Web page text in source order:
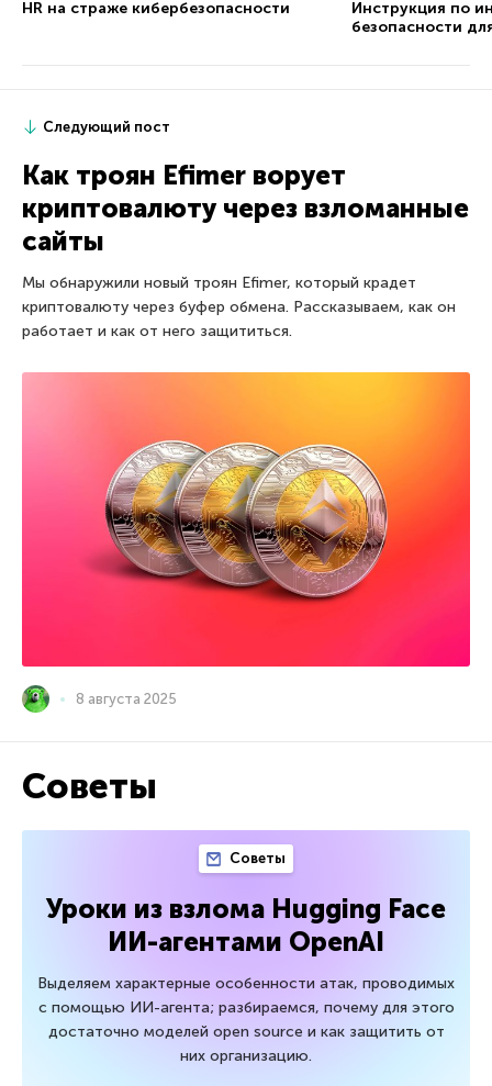
HR на страже кибербезопасности
Инструкция по
безопасности
Следующий пост
Как троян Efimer ворует
криптовалюту через взломанные
сайты
Мы обнаружили новый троян Efimer, который крадет
криптовалюту через буфер обмена. Рассказываем, как он
работает и как от него защититься.
8 августа 2025
Советы
Советы
Уроки из взлома Hugging Face
ИИ-агентами OpenAI
Выделяем характерные особенности атак, проводимых
с помощью ИИ-агента; разбираемся, почему для этого
достаточно моделей open source и как защитить от
них организацию.